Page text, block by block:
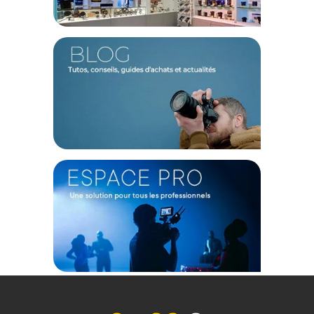
Viseur électronique et écran tactile 3"
L'a6100 est doté d’un viseur électronique OLED de 1,44
million de points et d'un écran arrière tactile 3,0" à 921 600
points et inclinable à 180°.
Wi-Fi et Bluetooth sont bien sûr intégrés pour vous permettre
le partage sans-fil de vos images : contrôler votre appareil à
distance à partir d'un smartphone ne s'est jamais avéré être
aussi simple.
Caractéristiques de l'appareil photo hybride Sony
Alpha 6100 :
Format : APS-C
Pixels réels : 25 mégapixels
Pixels effectifs : 24,2 mégapixels